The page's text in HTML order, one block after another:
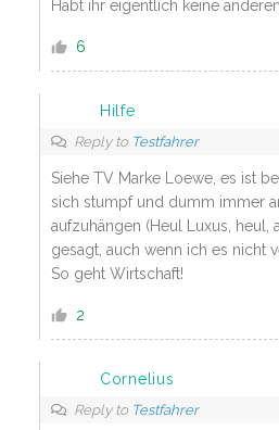
Habt ihr eigentlich keine
6
Hilfe
Reply to Testfahrer
Siehe TV Marke Loewe, es ist
sich stumpf und dumm immer
aufzuhängen (Heul Luxus, heul,
gesagt, auch wenn ich es nicht
So geht Wirtschaft!
2
Cornelius
Reply to Testfahrer